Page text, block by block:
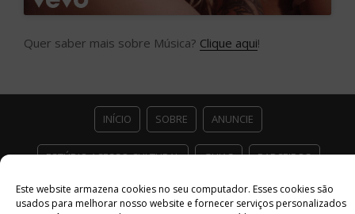
Este website armazena cookies no seu computador. Esses cookies são
usados ​​para melhorar nosso website e fornecer serviços personalizados
Quer saber mais sobre Música? Clique aqui!
INÍCIO SOBRE ANUNCIE
ESTÚDIO ACESSO CULTURAL GUIAS PARCEIROS
CONTATO POLÍTICA DE PRIVACIDADE